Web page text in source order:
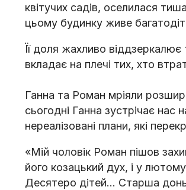
квітучих садів, оселилася
цьому будинку живе
Її доля жахливо
вкладає на плечі тих, хто
Ганна та Роман мріяли
сьогодні Ганна зустрічає
нереалізовані плани, які
«Мій чоловік Роман пішов
його козацький дух, і у
Десятеро дітей… Старша